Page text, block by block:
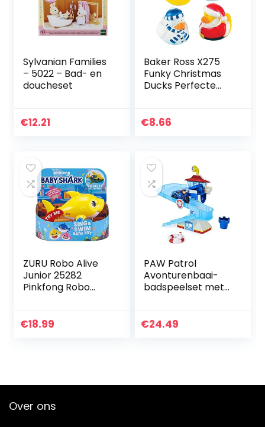
Sylvanian Families
– 5022 – Bad- en
doucheset
€12.21
Baker Ross X275
Funky Christmas
Ducks Perfecte
(pakket van 4)
€8.66
ZURU Robo Alive
Junior 25282
Pinkfong Robo
geel
€18.99
PAW Patrol
Avonturenbaai-
badspeelset met
€24.49
Over ons